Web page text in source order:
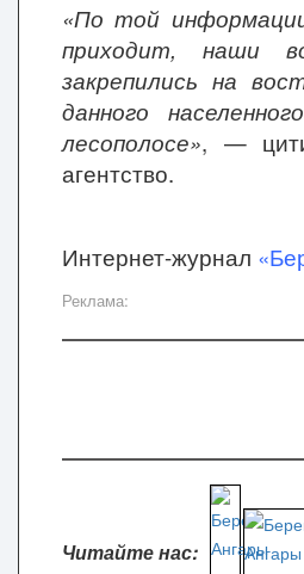
«По той
приходит, наши
закрепились на
данного
лесополосе», —
агентство.
Интернет-журнал
Реклама:
Читайте нас: